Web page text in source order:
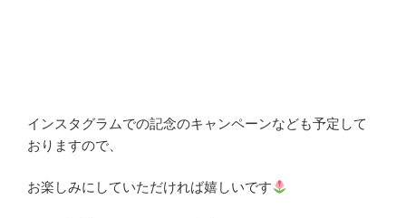
インスタグラムでの記念のキャンペーンなども予定して
おりますので、
お楽しみにしていただければ嬉しいです